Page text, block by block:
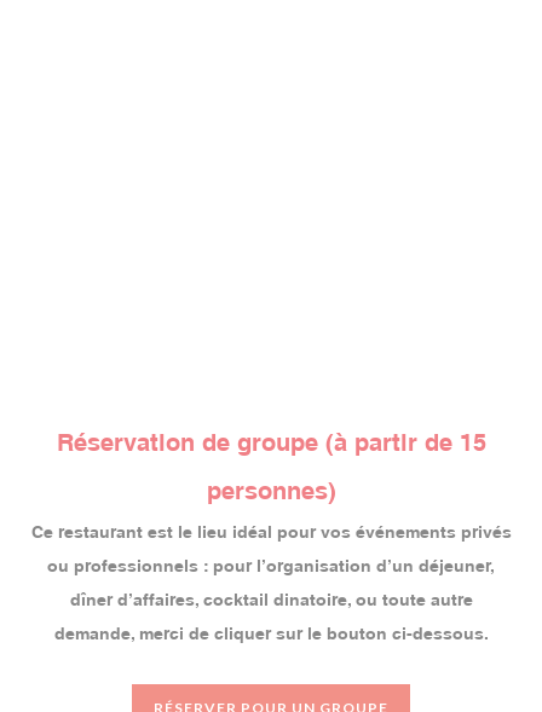
Réservation de groupe (à partir de 15
personnes)
Ce restaurant est le lieu idéal pour vos événements privés
ou professionnels : pour l’organisation d’un déjeuner,
dîner d’affaires, cocktail dinatoire, ou toute autre
demande, merci de cliquer sur le bouton ci-dessous.
RÉSERVER POUR UN GROUPE